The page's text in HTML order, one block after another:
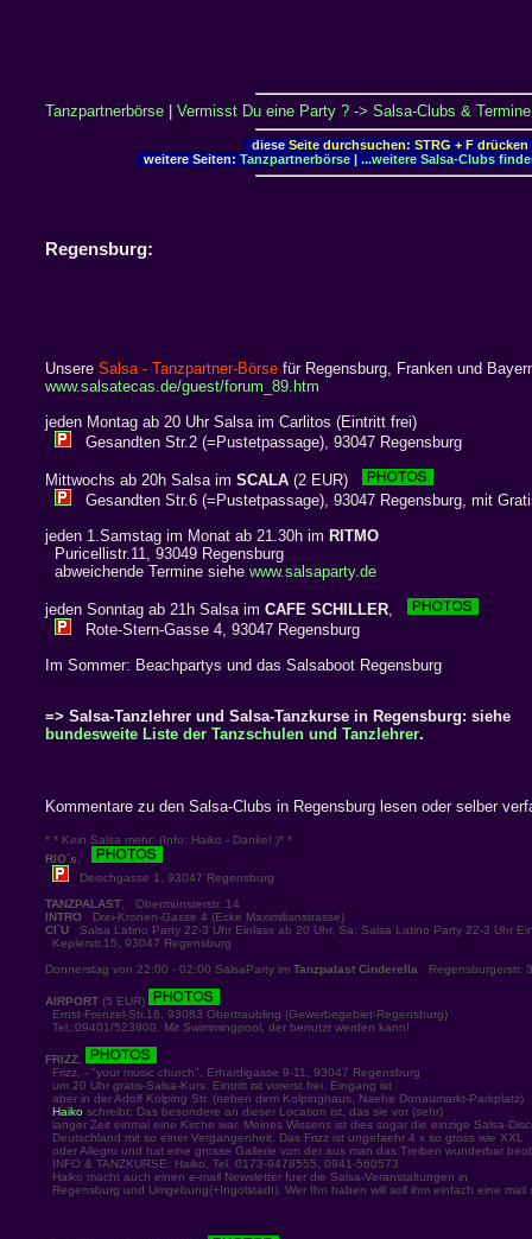
Tanzpartnerbörse Vermisst Du eine Party ? -> Salsa-Clubs &
diese Seite durchsuchen: STRG + F drücken
weitere Seiten: Tanzpartnerbörse ...weitere Salsa-Clubs
Regensburg:
Unsere Salsa - Tanzpartner-Börse für Regensburg, Franken und
www.salsatecas.de/guest/forum_89.htm
jeden Montag ab 20 Uhr Salsa im Carlitos (Eintritt frei)
Gesandten Str.2 (=Pustetpassage), 93047 Regensburg
Mittwochs ab 20h Salsa im SCALA (2 EUR)
Gesandten Str.6 (=Pustetpassage), 93047 Regensburg, mit
jeden 1.Samstag im Monat ab 21.30h im RITMO
Puricellistr.11, 93049 Regensburg
abweichende Termine siehe www.salsaparty.de
jeden Sonntag ab 21h Salsa im CAFE SCHILLER
Rote-Stern-Gasse 4, 93047 Regensburg
Im Sommer: Beachpartys und das Salsaboot Regensburg
=> Salsa-Tanzlehrer und Salsa-Tanzkurse in Regensburg: siehe
bundesweite Liste der Tanzschulen und Tanzlehrer.
Kommentare zu den Salsa-Clubs in Regensburg lesen oder selber
* * Kein Salsa mehr: (Info: Haiko - Danke! )* *
RIO´s
Deischgasse 1, 93047 Regensburg
TANZPALAST , Obermünsterstr. 14
INTRO Drei-Kronen-Gasse 4 (Ecke Maximilianstrasse)
CI`U Salsa Latino Party 22-3 Uhr Einlass ab 20 Uhr, Sa: Salsa Latino Party 22-3 Uhr
Keplerstr.15, 93047 Regensburg
Donnerstag von 22:00 - 02:00 SalsaParty im Tanzpalast Cinderella Regensburgerstr.
AIRPORT (5 EUR)
Ernst-Frenzel-Str.16, 93083 Obertraubling (Gewerbegebiet-Regensburg)
Tel.:09401/523800. Mit Swimmingpool, der benutzt werden kann!
FRIZZ
Frizz, - "your music church", Erhardigasse 9-11, 93047 Regensburg
um 20 Uhr gratis-Salsa-Kurs. Eintritt ist vorerst frei. Eingang ist
aber in der Adolf Kolping Str. (neben dem Kolpinghaus, Naehe Donaumarkt-Parkplatz)
Haiko schreibt: Das besondere an dieser Location ist, das sie vor (sehr)
langer Zeit einmal eine Kirche war. Meines Wissens ist dies sogar die einzige Salsa-
Deutschland mit so einer Vergangenheit. Das Frizz ist ungefaehr 4 x so gross wie XXL
oder Allegro und hat eine grosse Gallerie von der aus man das Treiben wunderbar
INFO & TANZKURSE: Haiko, Tel. 0173-9478555, 0941-560573
Haiko macht auch einen e-mail Newsletter fuer die Salsa-Veranstaltungen in
Regensburg und Umgebung(+Ingolstadt). Wer Ihn haben will soll ihm einfach eine mail